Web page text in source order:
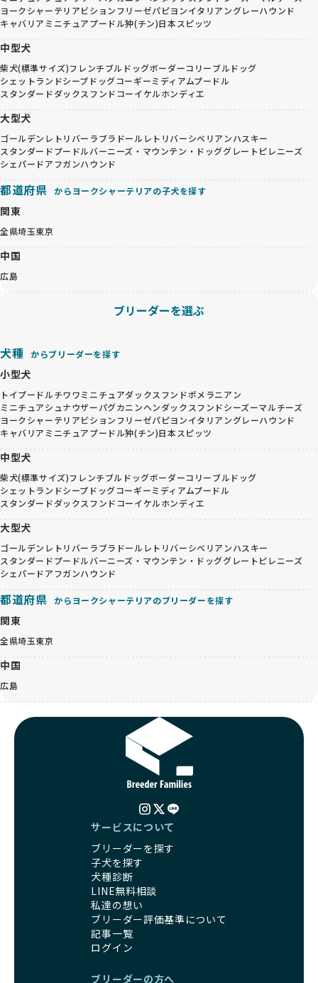
ヨークシャーテリアビションフリーゼパピヨンイタリアングレーハウンド
キャバリア ミニチュアプードル狆(チン)日本スピッツ
中型犬
柴犬(標準サイズ)フレンチブルドッグボーダーコリーブルドッグ
シェットランドシープドッグコーギーミディアムプードル
スタンダードダックスフンドコーイケルホンディエ
大型犬
ゴールデンレトリバー ラブラドールレトリバーシベリアンハスキー
スタンダードプードルバーニーズ・マウンテン・ドッググレートピレニーズ
シェパードアフガンハウンド
都道府県 からヨークシャーテリアの子犬を探す
関東
全県埼玉東京
中国
広島
ブリーダーを選ぶ
犬種 からブリーダーを探す
小型犬
トイプードルチワワミニチュアダックスフンドポメラニアン
ミニチュアシュナウザーパグカニンヘンダックスフンドシーズーマルチーズ
ヨークシャーテリアビションフリーゼパピヨンイタリアングレーハウンド
キャバリア ミニチュアプードル狆(チン)日本スピッツ
中型犬
柴犬(標準サイズ)フレンチブルドッグボーダーコリーブルドッグ
シェットランドシープドッグコーギーミディアムプードル
スタンダードダックスフンドコーイケルホンディエ
大型犬
ゴールデンレトリバー ラブラドールレトリバーシベリアンハスキー
スタンダードプードルバーニーズ・マウンテン・ドッググレートピレニーズ
シェパードアフガンハウンド
都道府県 からヨークシャーテリアのブリーダーを探す
関東
全県埼玉東京
中国
広島
サービスについて
ブリーダーを探す
子犬を探す
犬種診断
LINE無料相談
私達の想い
ブリーダー評価基準について
記事一覧
ログイン
ブリーダーの方へ